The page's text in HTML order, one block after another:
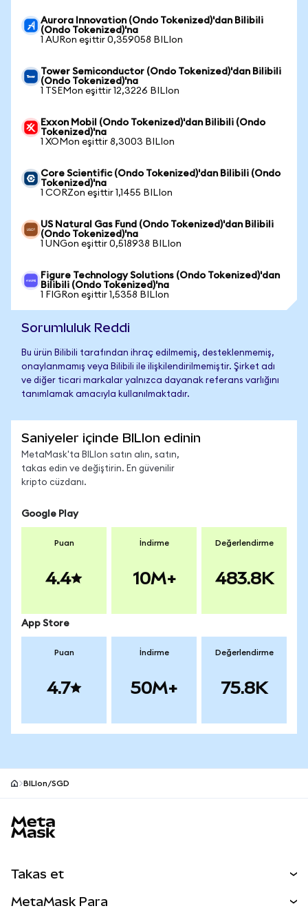
Aurora Innovation (Ondo Tokenized)'dan Bilibili
(Ondo Tokenized)'na
1 AURon eşittir 0,359058 BILIon
Tower Semiconductor (Ondo Tokenized)'dan Bilibili
(Ondo Tokenized)'na
1 TSEMon eşittir 12,3226 BILIon
Exxon Mobil (Ondo Tokenized)'dan Bilibili (Ondo
Tokenized)'na
1 XOMon eşittir 8,3003 BILIon
Core Scientific (Ondo Tokenized)'dan Bilibili (Ondo
Tokenized)'na
1 CORZon eşittir 1,1455 BILIon
US Natural Gas Fund (Ondo Tokenized)'dan Bilibili
(Ondo Tokenized)'na
1 UNGon eşittir 0,518938 BILIon
Figure Technology Solutions (Ondo Tokenized)'dan
Bilibili (Ondo Tokenized)'na
1 FIGRon eşittir 1,5358 BILIon
Sorumluluk Reddi
Bu ürün Bilibili tarafından ihraç edilmemiş, desteklenmemiş,
onaylanmamış veya Bilibili ile ilişkilendirilmemiştir. Şirket adı
ve diğer ticari markalar yalnızca dayanak referans varlığını
tanımlamak amacıyla kullanılmaktadır.
Saniyeler içinde BILIon edinin
MetaMask'ta BILIon satın alın, satın,
takas edin ve değiştirin. En güvenilir
kripto cüzdanı.
Google Play
Puan
4.4
İndirme
10M+
Değerlendirme
483.8K
App Store
Puan
4.7
İndirme
50M+
Değerlendirme
75.8K
BILIon/SGD
Takas et
MetaMask Para